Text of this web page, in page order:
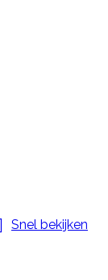
Snel bekijken